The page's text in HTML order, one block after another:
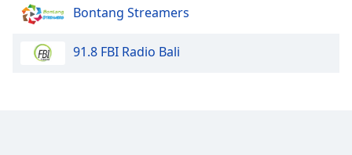
Bontang Streamers
91.8 FBI Radio Bali